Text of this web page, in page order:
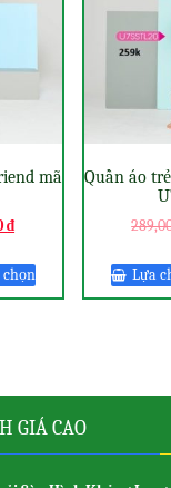
mã
₫
chọn
Quần áo
Lựa
GIÁ CAO